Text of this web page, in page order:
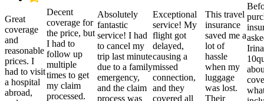
Great
coverage
and
reasonable
prices. I
had to visit
a hospital
abroad,
Decent
coverage for
the price, but
I had to
follow up
multiple
times to get
my claim
processed.
Absolutely
fantastic
service! I had
to cancel my
trip last minute
due to a family
emergency,
and the claim
process was
Exceptional
service! My
flight got
delayed,
causing a
missed
connection,
and they
covered all
This travel
insurance
saved me a
lot of
hassle
when my
luggage
was lost.
Their